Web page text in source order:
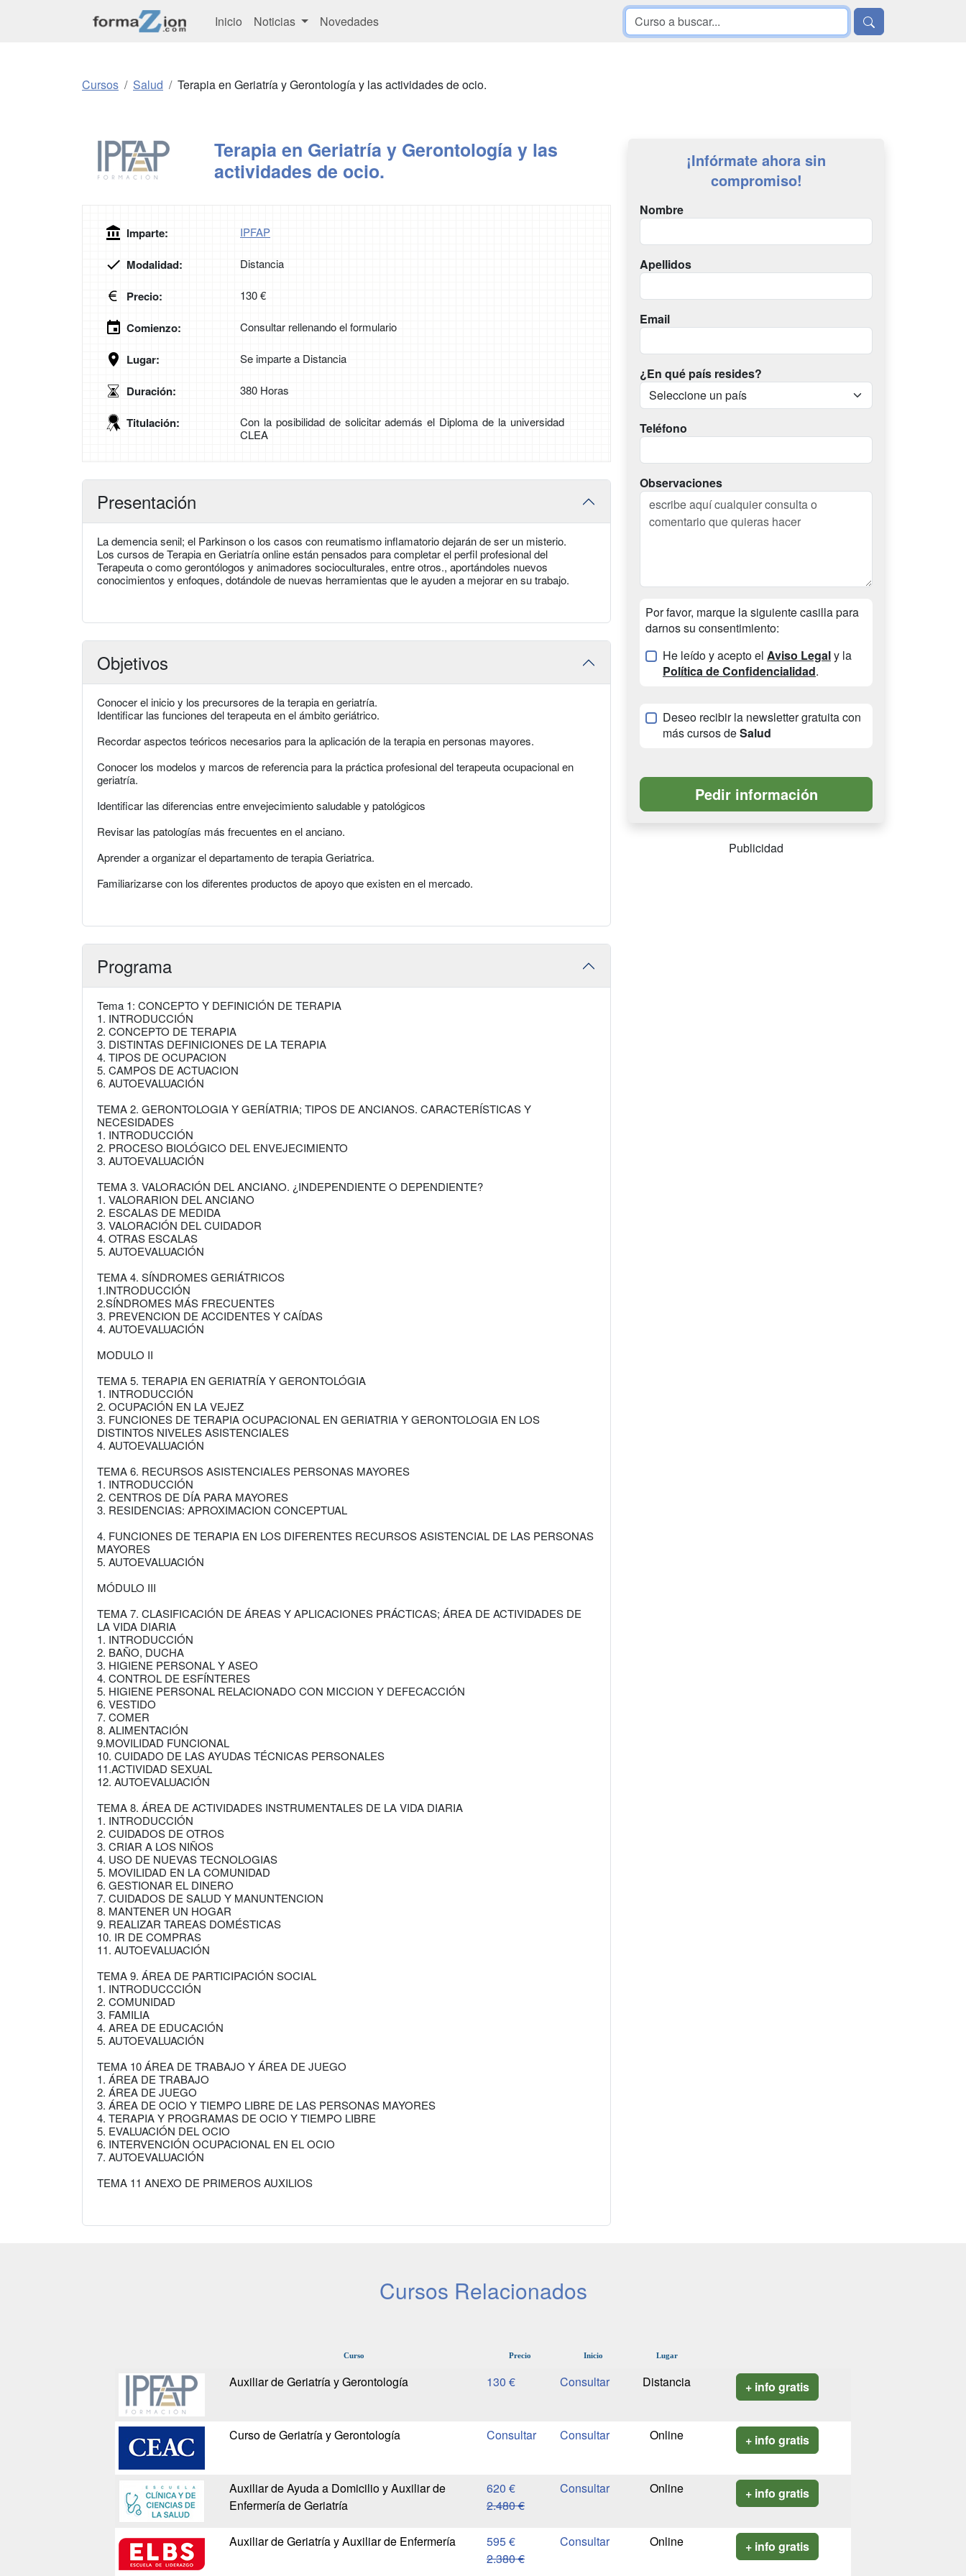
Inicio Noticias Novedades
Cursos Salud Terapia en Geriatría y Gerontología y las actividades de ocio.
Terapia en Geriatría y Gerontología y las
actividades de ocio.
Imparte: IPFAP
Modalidad: Distancia
Precio: 130 €
Comienzo: Consultar rellenando el formulario
Lugar: Se imparte a Distancia
Duración: 380 Horas
Titulación:
Con la posibilidad de solicitar además el Diploma de la universidad
CLEA
Presentación
La demencia senil; el Parkinson o los casos con reumatismo inflamatorio dejarán de ser un misterio.
Los cursos de Terapia en Geriatría online están pensados para completar el perfil profesional del
Terapeuta o como gerontólogos y animadores socioculturales, entre otros., aportándoles nuevos
conocimientos y enfoques, dotándole de nuevas herramientas que le ayuden a mejorar en su trabajo.
Objetivos
Conocer el inicio y los precursores de la terapia en geriatría.
Identificar las funciones del terapeuta en el ámbito geriátrico.
Recordar aspectos teóricos necesarios para la aplicación de la terapia en personas mayores.
Conocer los modelos y marcos de referencia para la práctica profesional del terapeuta ocupacional en
geriatría.
Identificar las diferencias entre envejecimiento saludable y patológicos
Revisar las patologías más frecuentes en el anciano.
Aprender a organizar el departamento de terapia Geriatrica.
Familiarizarse con los diferentes productos de apoyo que existen en el mercado.
Programa
Tema 1: CONCEPTO Y DEFINICIÓN DE TERAPIA
1. INTRODUCCIÓN
2. CONCEPTO DE TERAPIA
3. DISTINTAS DEFINICIONES DE LA TERAPIA
4. TIPOS DE OCUPACION
5. CAMPOS DE ACTUACION
6. AUTOEVALUACIÓN
TEMA 2. GERONTOLOGIA Y GERÍATRIA; TIPOS DE ANCIANOS. CARACTERÍSTICAS Y
NECESIDADES
1. INTRODUCCIÓN
2. PROCESO BIOLÓGICO DEL ENVEJECIMIENTO
3. AUTOEVALUACIÓN
TEMA 3. VALORACIÓN DEL ANCIANO. ¿INDEPENDIENTE O DEPENDIENTE?
1. VALORARION DEL ANCIANO
2. ESCALAS DE MEDIDA
3. VALORACIÓN DEL CUIDADOR
4. OTRAS ESCALAS
5. AUTOEVALUACIÓN
TEMA 4. SÍNDROMES GERIÁTRICOS
1.INTRODUCCIÓN
2.SÍNDROMES MÁS FRECUENTES
3. PREVENCION DE ACCIDENTES Y CAÍDAS
4. AUTOEVALUACIÓN
MODULO II
TEMA 5. TERAPIA EN GERIATRÍA Y GERONTOLÓGIA
1. INTRODUCCIÓN
2. OCUPACIÓN EN LA VEJEZ
3. FUNCIONES DE TERAPIA OCUPACIONAL EN GERIATRIA Y GERONTOLOGIA EN LOS
DISTINTOS NIVELES ASISTENCIALES
4. AUTOEVALUACIÓN
TEMA 6. RECURSOS ASISTENCIALES PERSONAS MAYORES
1. INTRODUCCIÓN
2. CENTROS DE DÍA PARA MAYORES
3. RESIDENCIAS: APROXIMACION CONCEPTUAL
4. FUNCIONES DE TERAPIA EN LOS DIFERENTES RECURSOS ASISTENCIAL DE LAS PERSONAS
MAYORES
5. AUTOEVALUACIÓN
MÓDULO III
TEMA 7. CLASIFICACIÓN DE ÁREAS Y APLICACIONES PRÁCTICAS; ÁREA DE ACTIVIDADES DE
LA VIDA DIARIA
1. INTRODUCCIÓN
2. BAÑO, DUCHA
3. HIGIENE PERSONAL Y ASEO
4. CONTROL DE ESFÍNTERES
5. HIGIENE PERSONAL RELACIONADO CON MICCION Y DEFECACCIÓN
6. VESTIDO
7. COMER
8. ALIMENTACIÓN
9.MOVILIDAD FUNCIONAL
10. CUIDADO DE LAS AYUDAS TÉCNICAS PERSONALES
11.ACTIVIDAD SEXUAL
12. AUTOEVALUACIÓN
TEMA 8. ÁREA DE ACTIVIDADES INSTRUMENTALES DE LA VIDA DIARIA
1. INTRODUCCIÓN
2. CUIDADOS DE OTROS
3. CRIAR A LOS NIÑOS
4. USO DE NUEVAS TECNOLOGIAS
5. MOVILIDAD EN LA COMUNIDAD
6. GESTIONAR EL DINERO
7. CUIDADOS DE SALUD Y MANUNTENCION
8. MANTENER UN HOGAR
9. REALIZAR TAREAS DOMÉSTICAS
10. IR DE COMPRAS
11. AUTOEVALUACIÓN
TEMA 9. ÁREA DE PARTICIPACIÓN SOCIAL
1. INTRODUCCCIÓN
2. COMUNIDAD
3. FAMILIA
4. AREA DE EDUCACIÓN
5. AUTOEVALUACIÓN
TEMA 10 ÁREA DE TRABAJO Y ÁREA DE JUEGO
1. ÁREA DE TRABAJO
2. ÁREA DE JUEGO
3. ÁREA DE OCIO Y TIEMPO LIBRE DE LAS PERSONAS MAYORES
4. TERAPIA Y PROGRAMAS DE OCIO Y TIEMPO LIBRE
5. EVALUACIÓN DEL OCIO
6. INTERVENCIÓN OCUPACIONAL EN EL OCIO
7. AUTOEVALUACIÓN
TEMA 11 ANEXO DE PRIMEROS AUXILIOS
¡Infórmate ahora sin
compromiso!
Nombre
Apellidos
Email
¿En qué país resides?
Teléfono
Observaciones
Por favor, marque la siguiente casilla para
darnos su consentimiento:
He leído y acepto el Aviso Legaly la
Política de Confidencialidad.
Deseo recibir la newsletter gratuita con
más cursos deSalud
Publicidad
Cursos Relacionados
Curso Precio Inicio Lugar
Auxiliar de Geriatría y Gerontología 130 € Distancia + info gratis
Curso de Geriatría y Gerontología Online + info gratis
Auxiliar de Ayuda a Domicilio y Auxiliar de
Enfermería de Geriatría
620 €
2.480 €
Online + info gratis
Auxiliar de Geriatría y Auxiliar de Enfermería
595 €
2.380 €
Online + info gratis